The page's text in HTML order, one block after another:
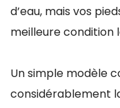
d’eau, mais vos
meilleure condition
Un simple modèle
considérablement